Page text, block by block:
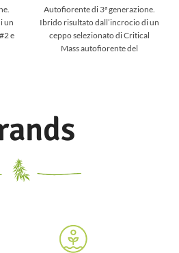
un
e
prezzo:
da
€23.90 a
€39.50
Autofiorente di 3ª generazione.
Ibrido risultato dall’incrocio di un
ceppo selezionato di Critical
Mass autofiorente del